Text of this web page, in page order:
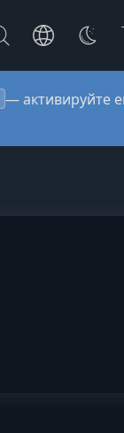
— активируйте